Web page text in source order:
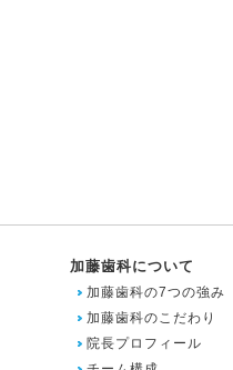
加藤歯科について
加藤歯科の7つの強み
加藤歯科のこだわり
院長プロフィール